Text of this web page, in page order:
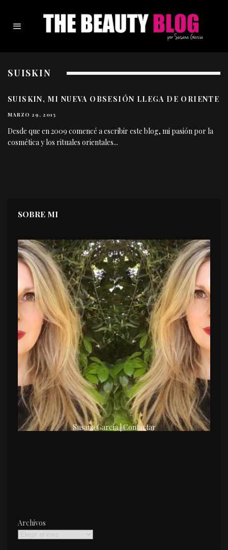
SUISKIN
SUISKIN, MI NUEVA OBSESIÓN LLEGA DE ORIENTE
MARZO 29, 2015
Desde que en 2009 comencé a escribir este blog, mi pasión por la
cosmética y los rituales orientales...
SOBRE MI
Susana García | Contactar
Archivos